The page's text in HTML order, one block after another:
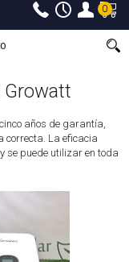
0
años de garantía,
correcta. La eficacia
y se puede utilizar en toda